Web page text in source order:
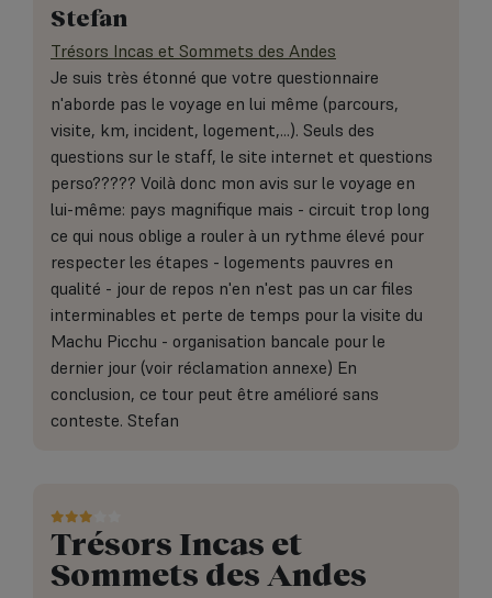
Stefan
Trésors Incas et Sommets des Andes
Je suis très étonné que votre questionnaire
n'aborde pas le voyage en lui même (parcours,
visite, km, incident, logement,...). Seuls des
questions sur le staff, le site internet et questions
perso????? Voilà donc mon avis sur le voyage en
lui-même: pays magnifique mais - circuit trop long
ce qui nous oblige a rouler à un rythme élevé pour
respecter les étapes - logements pauvres en
qualité - jour de repos n'en n'est pas un car files
interminables et perte de temps pour la visite du
Machu Picchu - organisation bancale pour le
dernier jour (voir réclamation annexe) En
conclusion, ce tour peut être amélioré sans
conteste. Stefan
Trésors Incas et
Sommets des Andes